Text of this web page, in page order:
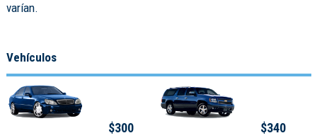
varían.
Vehículos
$300 $340